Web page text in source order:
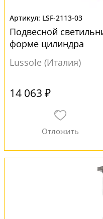
LSF-2113-03
Подвесной
форме цилиндра
Lussole (Италия)
14 063 ₽